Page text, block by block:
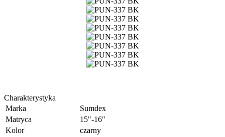
Charakterystyka
Marka
Sumdex
Matryca
15"-16"
Kolor
czarny